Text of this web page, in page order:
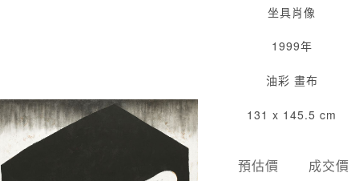
坐具肖像
1999年
油彩 畫布
131 x 145.5 cm
預估價 成交價